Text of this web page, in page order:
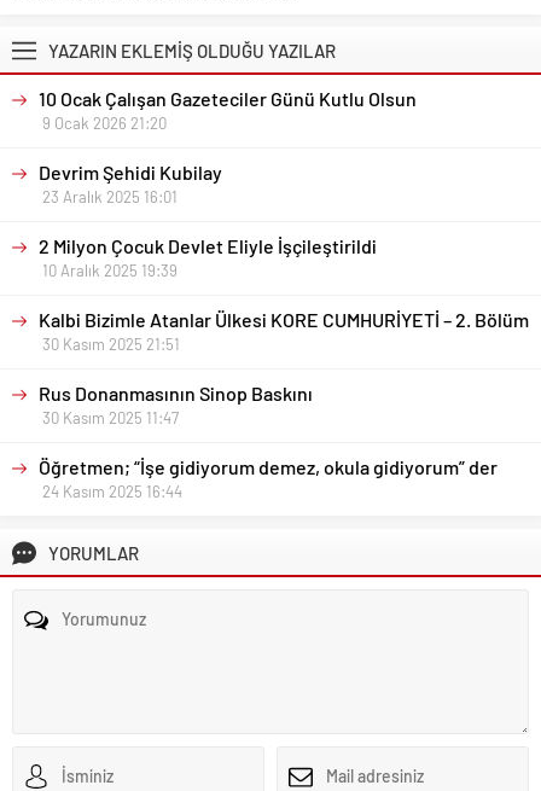
YAZARIN EKLEMİŞ OLDUĞU YAZILAR
10 Ocak Çalışan Gazeteciler Günü Kutlu Olsun
9 Ocak 2026 21:20
Devrim Şehidi Kubilay
23 Aralık 2025 16:01
2 Milyon Çocuk Devlet Eliyle İşçileştirildi
10 Aralık 2025 19:39
Kalbi Bizimle Atanlar Ülkesi KORE CUMHURİYETİ – 2. Bölüm
30 Kasım 2025 21:51
Rus Donanmasının Sinop Baskını
30 Kasım 2025 11:47
Öğretmen; “İşe gidiyorum demez, okula gidiyorum” der
24 Kasım 2025 16:44
YORUMLAR